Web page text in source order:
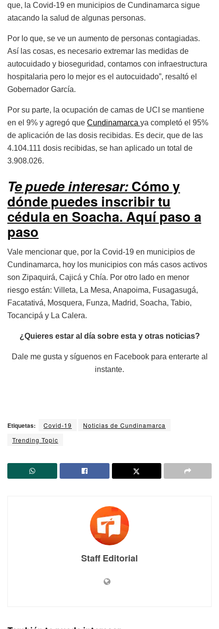
que, la Covid-19 en municipios de Cundinamarca sigue
atacando la salud de algunas personas.
Por lo que, se ve un aumento de personas contagiadas.
Así las cosas, es necesario extremar las medidas de
autocuidado y bioseguridad, contamos con infraestructura
hospitalaria pero lo mejor es el autocuidado”, resaltó el
Gobernador García.
Por su parte, la ocupación de camas de UCI se mantiene
en el 9% y agregó que Cundinamarca ya completó el 95%
de aplicación de las dosis recibidas. Es decir, que de las
4.104.111 dosis recibidas, se han aplicado un total de
3.908.026.
Te puede interesar:Cómo y
dónde puedes inscribir tu
cédula en Soacha. Aquí paso a
paso
Vale mencionar que, por la Covid-19 en municipios de
Cundinamarca, hoy los municipios con más casos activos
son Zipaquirá, Cajicá y Chía. Por otro lado en menor
riesgo están: Villeta, La Mesa, Anapoima, Fusagasugá,
Facatativá, Mosquera, Funza, Madrid, Soacha, Tabio,
Tocancipá y La Calera.
¿Quieres estar al día sobre esta y otras noticias?
Dale me gusta y síguenos en Facebook para enterarte al
instante.
Etiquetas: Covid-19
Noticias de Cundinamarca
Trending Topic
Staff Editorial